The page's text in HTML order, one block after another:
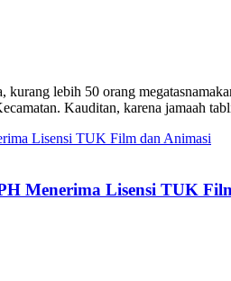
lebih 50 orang
Kauditan, karena jamaah
Menerima Lisensi TUK